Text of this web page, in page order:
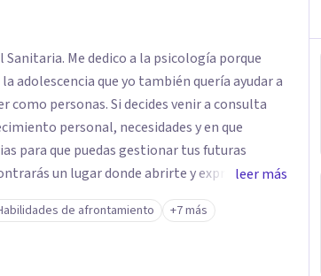
Me dedico a la psicología porque
adolescencia que yo también quería ayudar a
como personas. Si decides venir a consulta
personal, necesidades y en que
para que puedas gestionar tus futuras
un lugar donde abrirte y expresarte sin
conocerte, solucionar tus heridas y trabajar
leer más
de afrontamiento +7 más